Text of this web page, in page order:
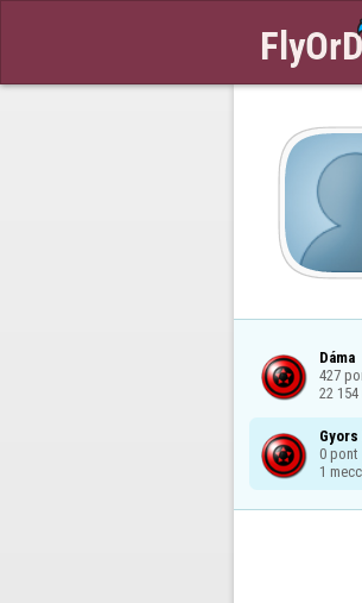
Dáma
427
22
Gyors
0 pont
1